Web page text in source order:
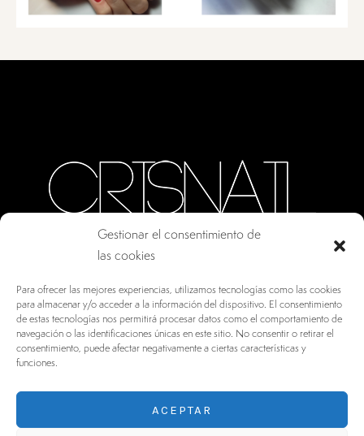
Gestionar el consentimiento de
las cookies
Para ofrecer las mejores experiencias, utilizamos tecnologías como las cookies
para almacenar y/o acceder a la información del dispositivo. El consentimiento
de estas tecnologías nos permitirá procesar datos como el comportamiento de
navegación o las identificaciones únicas en este sitio. No consentir o retirar el
consentimiento, puede afectar negativamente a ciertas características y
funciones.
ACEPTAR
28770, ESPAÑA
INFO@DRV.ES
+34 902 100 021